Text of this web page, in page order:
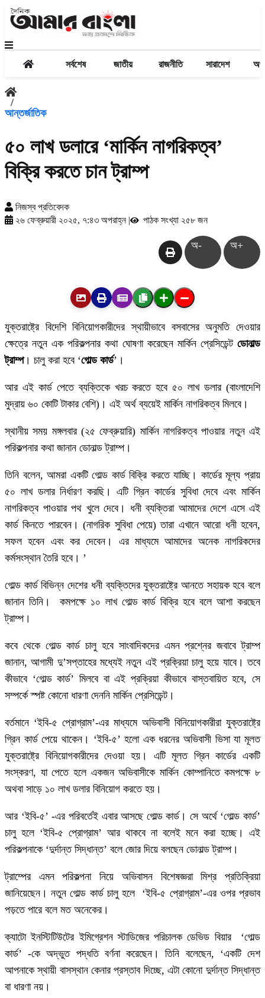
সর্বশেষ জাতীয় রাজনীতি সারাদেশ
/
আন্তর্জাতিক
৫০ লাখ ডলারে ‘মার্কিন নাগরিকত্ব’
বিক্রি করতে চান ট্রাম্প
নিজস্ব প্রতিবেদক
২৬ ফেব্রুয়ারী ২০২৫, ৭:৪৩ অপরাহ্ন | পাঠক সংখ্যা ২৫৮ জন
অ- অ+
যুক্তরাষ্ট্রে বিদেশি বিনিয়োগকারীদের স্থায়ীভাবে বসবাসের অনুমতি দেওয়ার
ক্ষেত্রে নতুন এক পরিকল্পনার কথা ঘোষণা করেছেন মার্কিন প্রেসিডেন্টডোনাল্ড
ট্রাম্প। চালু করা হবে ‘গোল্ড কার্ড’।
আর এই কার্ড পেতে ব্যক্তিকে খরচ করতে হবে ৫০ লাখ ডলার (বাংলাদেশি
মুদ্রায় ৬০ কোটি টাকার বেশি)। এই অর্থ ব্যয়েই মার্কিন নাগরিকত্ব মিলবে।
স্থানীয় সময় মঙ্গলবার (২৫ ফেব্রুয়ারি) মার্কিন নাগরিকত্ব পাওয়ার নতুন এই
পরিকল্পনার কথা জানান ডোনাল্ড ট্রাম্প।
তিনি বলেন, আমরা একটি গোল্ড কার্ড বিক্রি করতে যাচ্ছি। কার্ডের মূল্য প্রায়
৫০ লাখ ডলার নির্ধারণ করছি। এটি গ্রিন কার্ডের সুবিধা দেবে এবং মার্কিন
নাগরিকত্ব পাওয়ার পথ খুলে দেবে। ধনী ব্যক্তিরা আমাদের দেশে এসে এই
কার্ড কিনতে পারবেন। (নাগরিক সুবিধা পেয়ে) তারা এখানে আরো ধনী হবেন,
সফল হবেন এবং কর দেবেন। এর মাধ্যমে আমাদের অনেক নাগরিকদের
কর্মসংস্থান তৈরি হবে। ’
গোল্ড কার্ড বিভিন্ন দেশের ধনী ব্যক্তিদের যুক্তরাষ্ট্রে আনতে সহায়ক হবে বলে
জানান তিনি। কমপক্ষে ১০ লাখ গোল্ড কার্ড বিক্রি হবে বলে আশা করছেন
ট্রাম্প।
কবে থেকে গোল্ড কার্ড চালু হবে সাংবাদিকদের এমন প্রশ্নের জবাবে ট্রাম্প
জানান, আগামী দু’সপ্তাহের মধ্যেই নতুন এই প্রক্রিয়া চালু হয়ে যাবে। তবে
কীভাবে ‘গোল্ড কার্ড’ মিলবে বা এই প্রক্রিয়া কীভাবে বাস্তবায়িত হবে, সে
সম্পর্কে স্পষ্ট কোনো ধারণা দেননি মার্কিন প্রেসিডেন্ট।
বর্তমানে ‘ইবি-৫ প্রোগ্রাম’-এর মাধ্যমে অভিবাসী বিনিয়োগকারীরা যুক্তরাষ্ট্রে
গ্রিন কার্ড পেয়ে থাকেন। ‘ইবি-৫’ হলো এক ধরনের অভিবাসী ভিসা যা মূলত
যুক্তরাষ্ট্রে বিনিয়োগকারীদের দেওয়া হয়। এটি মূলত গ্রিন কার্ডের একটি
সংস্করণ, যা পেতে হলে একজন অভিবাসীকে মার্কিন কোম্পানিতে কমপক্ষে ৮
অথবা সাড়ে ১০ লাখ ডলার বিনিয়োগ করতে হয়।
আর ‘ইবি-৫’ -এর পরিবর্তেই এবার আসছে গোল্ড কার্ড। সে অর্থে ‘গোল্ড কার্ড’
চালু হলে ‘ইবি-৫ প্রোগ্রাম’ আর থাকবে না বলেই মনে করা হচ্ছে। এই
পরিকল্পনাকে ‘দুর্দান্ত সিদ্ধান্ত’ বলে জোর দিয়ে বলছেন ডোনাল্ড ট্রাম্প।
ট্রাম্পের এমন পরিকল্পনা নিয়ে অভিবাসন বিশেষজ্ঞরা মিশ্র প্রতিক্রিয়া
জানিয়েছেন। নতুন গোল্ড কার্ড চালু হলে ‘ইবি-৫ প্রোগ্রাম’-এর ওপর প্রভাব
পড়তে পারে বলে মত অনেকের।
ক্যাটো ইনস্টিটিউটের ইমিগ্রেশন স্টাডিজের পরিচালক ডেভিড বিয়ার ‘গোল্ড
কার্ড’ -কে অদ্ভুত পদ্ধতি বর্ণনা করেছেন। তিনি বলেছেন, ‘একটি দেশ
আপনাকে স্থায়ী বাসস্থান কেনার প্রস্তাব ‍দিচ্ছে, এটা কোনো দুর্দান্ত সিদ্ধান্ত
বা ধারণা নয়।